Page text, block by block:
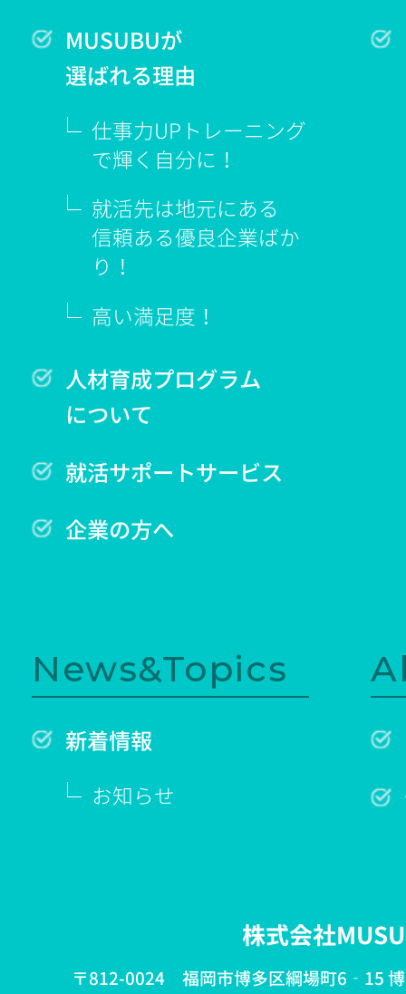
MUSUBUが
選ばれる理由
仕事力UPトレーニング
で輝く 自分に！
就活先は地元にある
信頼ある優良企業ばか
り！
高い満足度！
人材育成プログラム
について
就活サポートサービス
企業の方へ
News&Topics
新着情報
お知らせ
株式会社
〒812-0024 福岡市博多区綱場町6‐15